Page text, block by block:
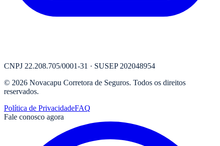
CNPJ 22.208.705/0001-31 · SUSEP 202048954
© 2026 Novacapu Corretora de Seguros. Todos os direitos
reservados.
Política de PrivacidadeFAQ
Fale conosco agora